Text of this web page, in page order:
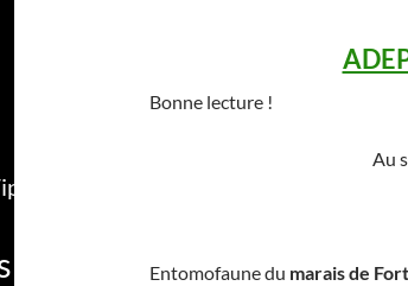
Bonne lecture !
Au
Entomofaune du marais de